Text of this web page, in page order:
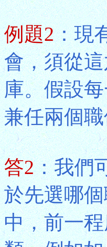
例題2：現
會，須從
庫。假設
兼任兩個
答2：我們
於先選哪
中，前一